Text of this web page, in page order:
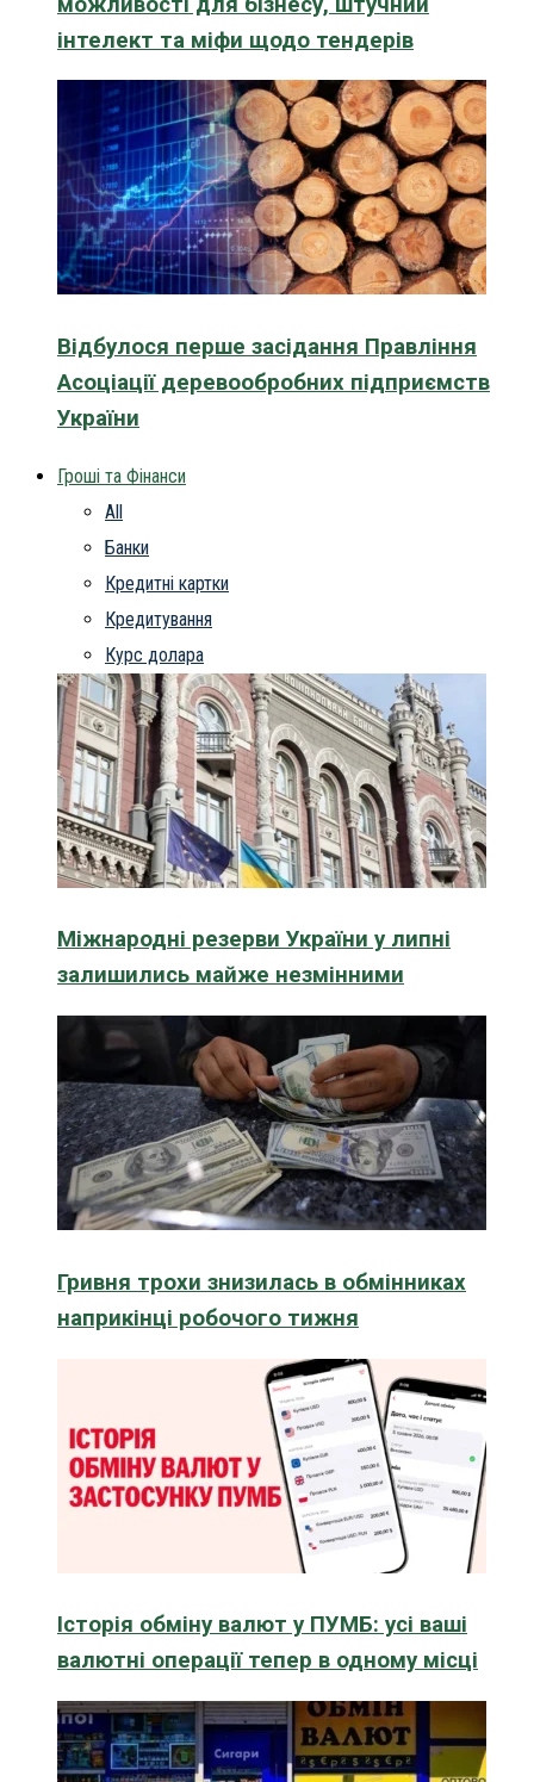
інтелект та міфи щодо тендерів
Відбулося перше засідання Правління
Асоціації деревообробних підприємств
України
Гроші та Фінанси
All
Банки
Кредитні картки
Кредитування
Курс долара
Міжнародні резерви України у липні
залишились майже незмінними
Гривня трохи знизилась в обмінниках
наприкінці робочого тижня
Історія обміну валют у ПУМБ: усі ваші
валютні операції тепер в одному місці